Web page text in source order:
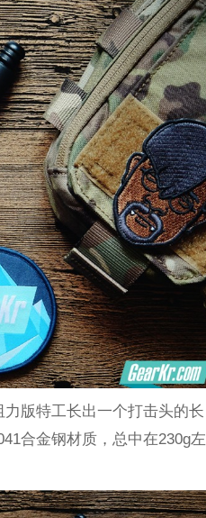
版特工长出一个打击头的长
合金钢材质，总中在230g左